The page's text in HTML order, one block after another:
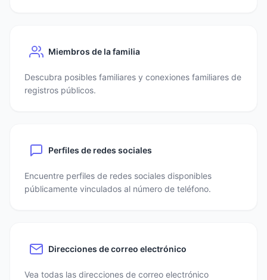
Miembros de la familia
Descubra posibles familiares y conexiones familiares de
registros públicos.
Perfiles de redes sociales
Encuentre perfiles de redes sociales disponibles
públicamente vinculados al número de teléfono.
Direcciones de correo electrónico
Vea todas las direcciones de correo electrónico